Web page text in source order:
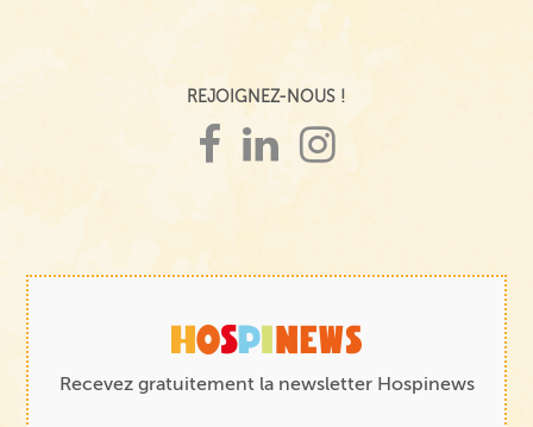
REJOIGNEZ-NOUS !
Recevez gratuitement la newsletter Hospinews